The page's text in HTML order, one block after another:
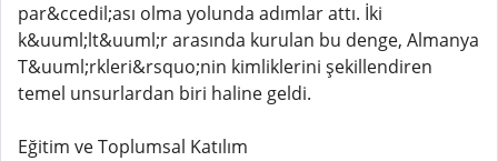
par&ccedil;ası olma yolunda adımlar attı. İki
k&uuml;lt&uuml;r arasında kurulan bu denge, Almanya
T&uuml;rkleri&rsquo;nin kimliklerini şekillendiren
temel unsurlardan biri haline geldi.
Eğitim ve Toplumsal Katılım